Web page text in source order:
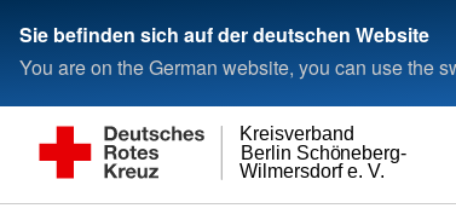
Sie befinden sich auf der deutschen Website
You are on the German website, you can use the
Wilmersdorf e. V.
Berlin Schöneberg-
Kreisverband